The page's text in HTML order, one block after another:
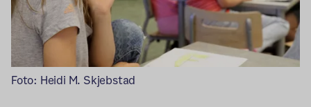
Foto: Heidi M. Skjebstad